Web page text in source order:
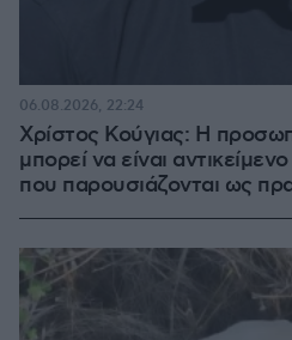
Χρίστος Κούγιας: Η
μπορεί να είναι
που παρουσιάζονται ως
06.08.2026, 22:24